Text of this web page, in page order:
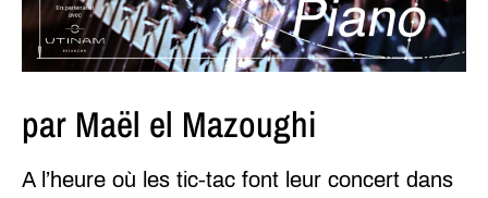
par Maël el Mazoughi
A l’heure où les tic-tac font leur concert dans